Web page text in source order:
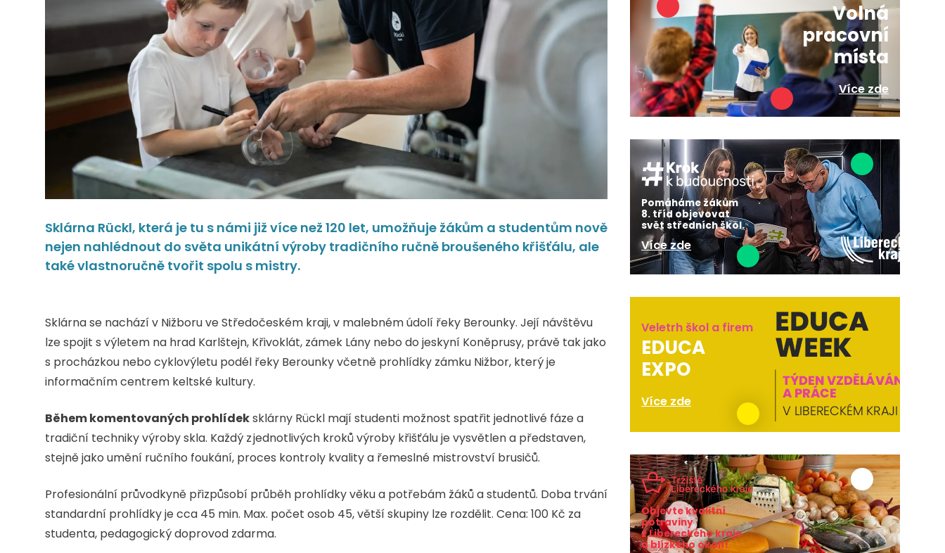
Sklárna Rückl, která je tu s námi již více než 120 let, umožňuje žákům a studentům nově
nejen nahlédnout do světa unikátní výroby tradičního ručně broušeného křišťálu, ale
také vlastnoručně tvořit spolu s mistry.
Sklárna se nachází v Nižboru ve Středočeském kraji, v malebném údolí řeky Berounky. Její návštěvu
lze spojit s výletem na hrad Karlštejn, Křivoklát, zámek Lány nebo do jeskyní Koněprusy, právě tak jako
s procházkou nebo cyklovýletu podél řeky Berounky včetně prohlídky zámku Nižbor, který je
informačním centrem keltské kultury.
Během komentovaných prohlídeksklárny Rückl mají studenti možnost spatřit jednotlivé fáze a
tradiční techniky výroby skla. Každý z jednotlivých kroků výroby křišťálu je vysvětlen a představen,
stejně jako umění ručního foukání, proces kontroly kvality a řemeslné mistrovství brusičů.
Profesionální průvodkyně přizpůsobí průběh prohlídky věku a potřebám žáků a studentů. Doba trvání
standardní prohlídky je cca 45 min. Max. počet osob 45, větší skupiny lze rozdělit. Cena: 100 Kč za
studenta, pedagogický doprovod zdarma.
Volná
pracovní
místa
Více zde
Pomáháme žákům
8. tříd objevovat
svět středních škol.
Více zde
Veletrh škol a firem
EDUCA
EXPO
Více zde
Objevte kvalitní
potraviny
z Libereckého kraje
a blízkého okolí!